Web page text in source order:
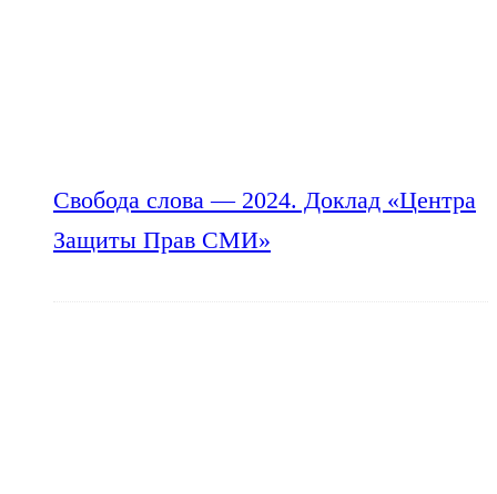
Свобода слова — 2024. Доклад «Центра
Защиты Прав СМИ»